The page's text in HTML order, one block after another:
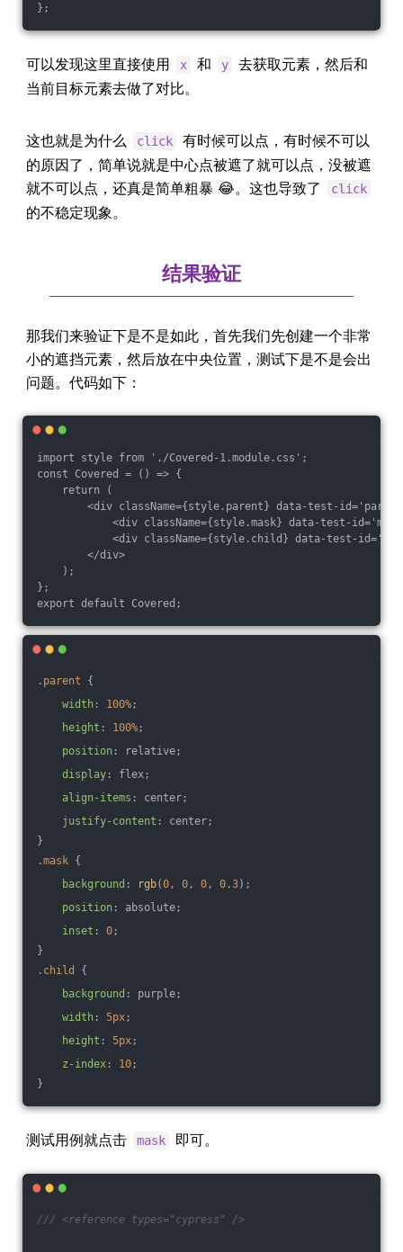
};
可以发现这里直接使用 x 和 y
去获取元素，然后和
当前目标元素去做了对比。
这也就是为什么 click
有时候可以点，有时候不可以
的原因了，简单说就是中心点被遮了就可以点，没被遮
就不可以点，还真是简单粗暴 😂。这也导致了
click
的不稳定现象。
结果验证
那我们来验证下是不是如此，首先我们先创建一个非常
小的遮挡元素，然后放在中央位置，测试下是不是会出
问题。代码如下：
import style from './Covered-1.module.css';
const Covered = () => {
    return (
<div className={style.parent} data-test-
<div className={style.mask} data-test-
<div className={style.child} data-test-
        </div>
    );
};
.parent {
width : 100% ;
height : 100% ;
position : relative;
display : flex;
align-items : center;
justify-content : center;
}
.mask {
background : rgb(0 , 0 , 0 , 0.3);
position : absolute;
inset : 0 ;
}
.child
{
background : purple;
width : 5px ;
height : 5px ;
z-index : 10 ;
}
测试用例就点击 mask 即可。
/// <reference types="cypress" />